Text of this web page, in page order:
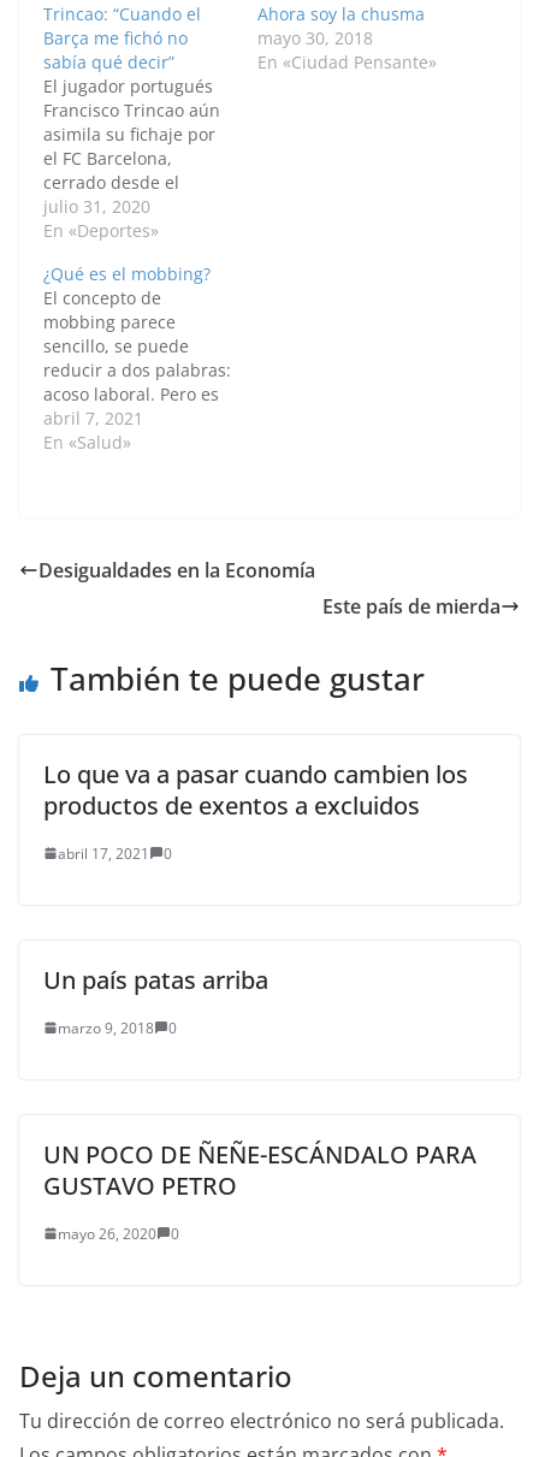
Trincao: “Cuando el
Barça me fichó no
sabía qué decir”
El jugador portugués
Francisco Trincao aún
asimila su fichaje por
el FC Barcelona,
cerrado desde el
pasado mes de enero y
de cara a la próxima
dejó "sin palabras", a
sus 20 años, siendo un
"orgullo" y una
responsabilidad."Cuan
do el Barça me fichó no
sabía qué…
julio 31, 2020
En «Deportes»
Ahora soy la chusma
mayo 30, 2018
En «Ciudad Pensante»
¿Qué es el mobbing?
El concepto de
mobbing parece
sencillo, se puede
reducir a dos palabras:
acoso laboral. Pero es
una situación mucho
más compleja,
Leymann, en su libro
"Mobbing", publicado
constantes…
abril 7, 2021
En «Salud»
Desigualdades en la Economía
Este país de mierda
También te puede gustar
Lo que va a pasar cuando cambien los
productos de exentos a excluidos
abril 17, 2021 0
Un país patas arriba
marzo 9, 2018 0
UN POCO DE ÑEÑE-ESCÁNDALO PARA
GUSTAVO PETRO
mayo 26, 2020 0
Deja un comentario
Tu dirección de correo electrónico no será publicada.